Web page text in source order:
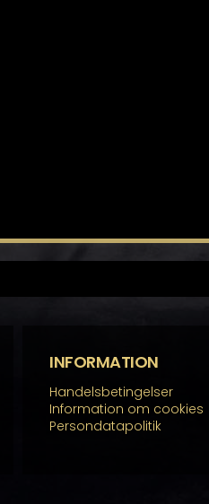
INFORMATION
Handelsbetingelser
Information om cookies
Persondatapolitik